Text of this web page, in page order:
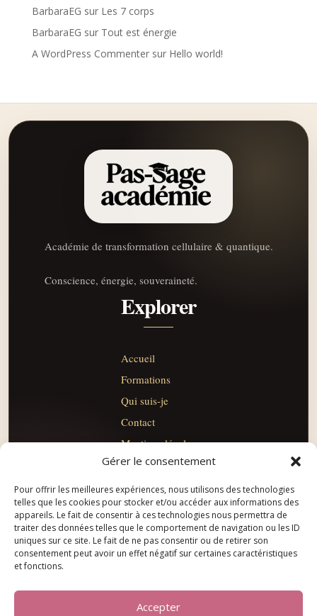
Gérer le consentement
Pour offrir les meilleures expériences, nous utilisons des technologies
telles que les cookies pour stocker et/ou accéder aux informations des
appareils. Le fait de consentir à ces technologies nous permettra de
traiter des données telles que le comportement de navigation ou les ID
uniques sur ce site. Le fait de ne pas consentir ou de retirer son
consentement peut avoir un effet négatif sur certaines caractéristiques
et fonctions.
Accepter
BarbaraEG sur Les 7 corps
BarbaraEG sur Tout est énergie
A WordPress Commentersur Hello world!
Académie de transformation cellulaire & quantique.
Conscience, énergie, souveraineté.
Explorer
Accueil
Formations
Qui suis-je
Contact
Mentions légales
CGV
Rester en lien
info@pas-sage-academie.com +41 76 778 03 32